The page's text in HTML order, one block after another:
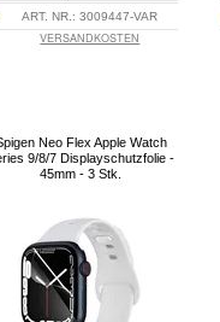
ART. NR.:3009447-VAR
VERSANDKOSTEN
Neo Flex Apple Watch
9/8/7 Displayschutzfolie -
45mm - 3 Stk.